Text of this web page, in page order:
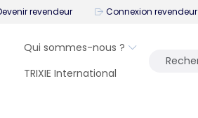
revendeur Connexion revendeur
Qui sommes-nous ?
TRIXIE International